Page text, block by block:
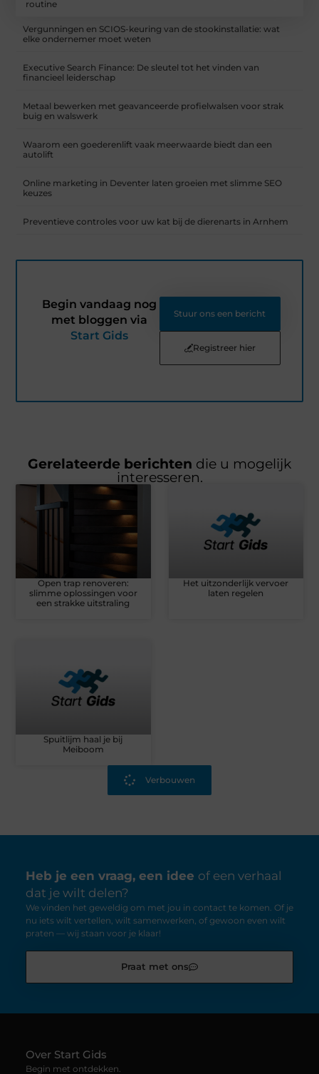
routine
Vergunningen en SCIOS-keuring van de stookinstallatie: wat
elke ondernemer moet weten
Executive Search Finance: De sleutel tot het vinden van
financieel leiderschap
Metaal bewerken met geavanceerde profielwalsen voor strak
buig en walswerk
Waarom een goederenlift vaak meerwaarde biedt dan een
autolift
Online marketing in Deventer laten groeien met slimme SEO
keuzes
Preventieve controles voor uw kat bij de dierenarts in Arnhem
Begin vandaag nog
met bloggen via
Start Gids
Stuur ons een bericht
Registreer hier
Gerelateerde berichten die u mogelijk
interesseren.
Open trap renoveren:
slimme oplossingen voor
een strakke uitstraling
Het uitzonderlijk vervoer
laten regelen
Spuitlijm haal je bij
Meiboom
Verbouwen
Heb je een vraag, een idee of een verhaal
dat je wilt delen?
We vinden het geweldig om met jou in contact te komen. Of je
nu iets wilt vertellen, wilt samenwerken, of gewoon even wilt
praten — wij staan voor je klaar!
Praat met ons
Over Start Gids
Begin met ontdekken.